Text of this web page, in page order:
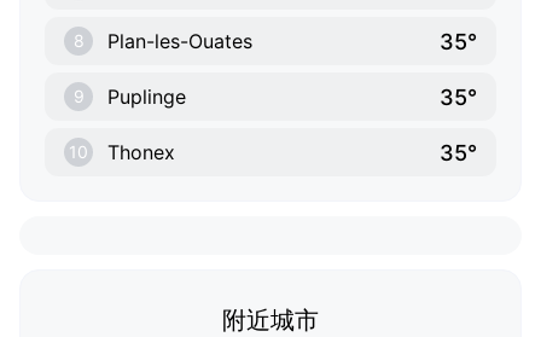
8 Plan-les-Ouates 35°
9 Puplinge 35°
10 Thonex 35°
附近城市